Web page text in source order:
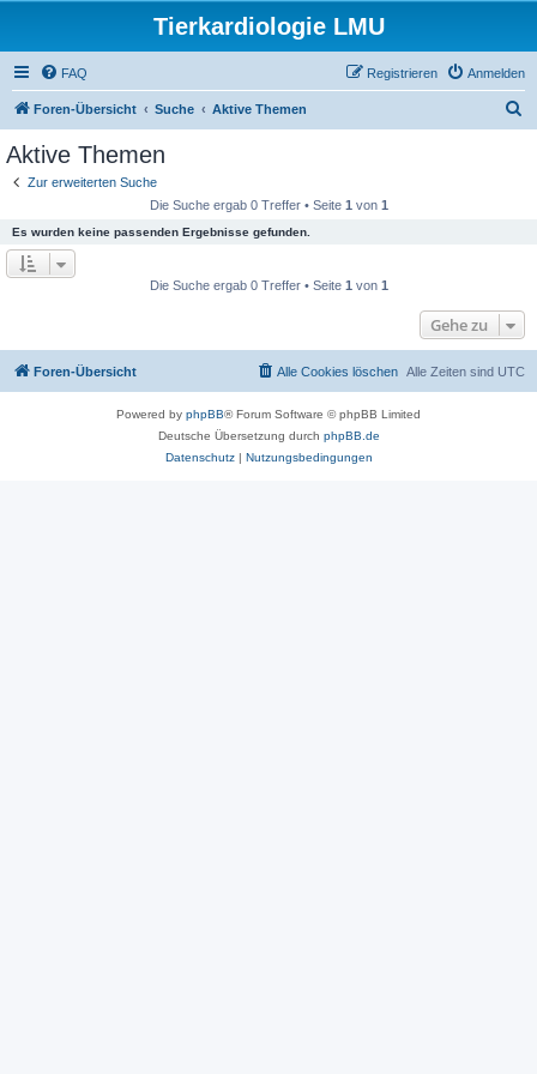
Tierkardiologie LMU
FAQ Anmelden
Registrieren
Foren-Übersicht Suche Aktive Themen
Aktive Themen
Zur erweiterten Suche
Die Suche ergab 0 Treffer • Seite 1 von 1
Es wurden keine passenden Ergebnisse gefunden.
Die Suche ergab 0 Treffer • Seite 1 von 1
Gehe zu
Foren-Übersicht Alle Zeiten sind UTC
Alle Cookies löschen
Powered by phpBB® Forum Software © phpBB Limited
Deutsche Übersetzung durch phpBB.de
Datenschutz| Nutzungsbedingungen